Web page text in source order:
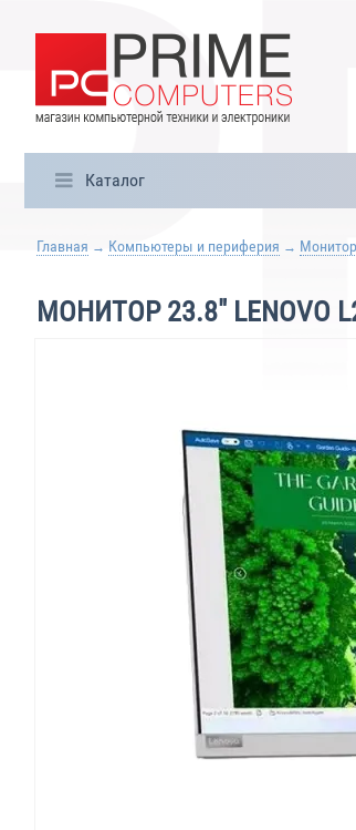
Каталог
Главная Компьютеры и периферия
МОНИТОР 23.8" LENOVO